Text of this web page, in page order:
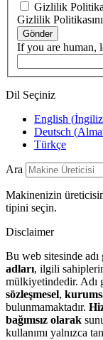
Gizlilik
Gizlilik
Gönder
If you are human,
Dil Seçiniz
English (
Deutsch (
Türkçe
Ara
Makinenizin
tipini seçin.
Disclaimer
Bu web sitesinde adı
adları, ilgili
mülkiyetindedir. Adı
sözleşmesel,
bulunmamaktadır.
bağımsız olarak
kullanımı yalnızca